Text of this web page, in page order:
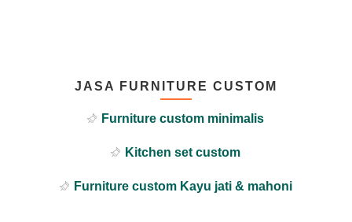
JASA FURNITURE CUSTOM
Furniture custom minimalis
Kitchen set custom
Furniture custom Kayu jati & mahoni